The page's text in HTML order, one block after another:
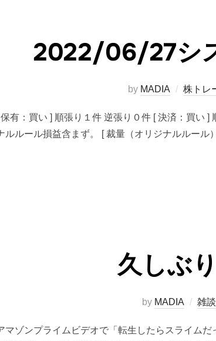
2022/06/27シ
by MADIA 株トレ
保有：買い ] 順張り１件 逆張り０件 [ 決済：買
ルルール損益含まず。 [ 裁量（オリジナルルール
久しぶ
by MADIA 雑談
マゾンプライムビデオで「転生したらスライム